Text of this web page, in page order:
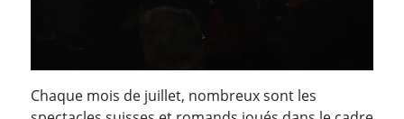
Chaque mois de juillet, nombreux sont les